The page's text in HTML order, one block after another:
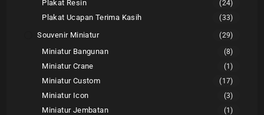
Plakat Resin (24)
Plakat Ucapan Terima Kasih (33)
Souvenir Miniatur (29)
Miniatur Bangunan (8)
Miniatur Crane (1)
Miniatur Custom (17)
Miniatur Icon (3)
Miniatur Jembatan (1)